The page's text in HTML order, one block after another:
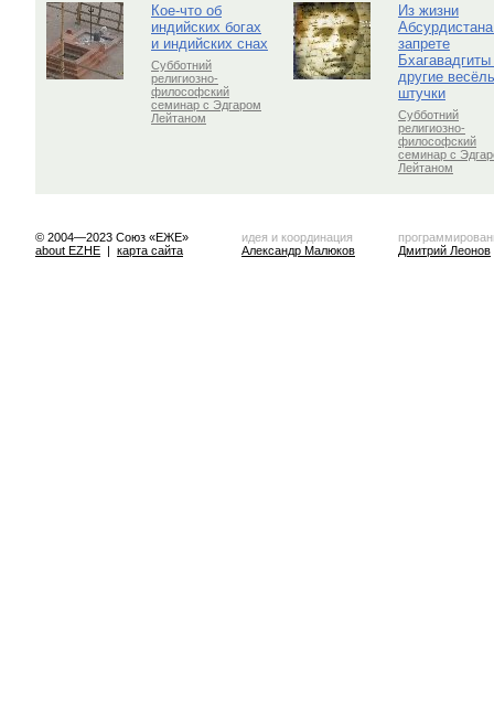
Кое-что об
индийских богах
и индийских снах
Субботний
религиозно-
философский
семинар с Эдгаром
Лейтаном
Из жизни
запрете
Бхагавадгиты
другие
штучки
Субботний
религиозно-
философский
семинар с
Лейтаном
© 2004—2023 Союз «ЕЖЕ»
about EZHE | карта сайта
идея и координация
Александр Малюков
Дмитрий Леонов